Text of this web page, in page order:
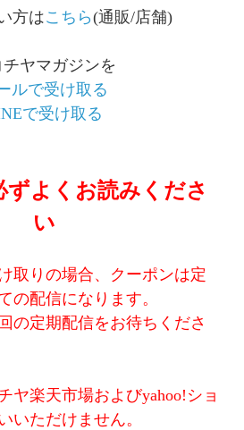
方はこちら(通販/店舗)
チヤマガジンを
ルで受け取る
で受け取る
よくお読みくださ
い
取りの場合、クーポンは定
の配信になります。
の定期配信をお待ちくださ
ヤ楽天市場およびyahoo!ショ
いただけません。